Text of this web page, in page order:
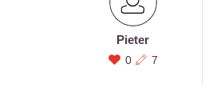
Pieter
0 7